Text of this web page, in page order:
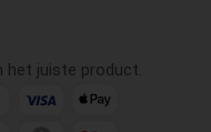
het juiste product.